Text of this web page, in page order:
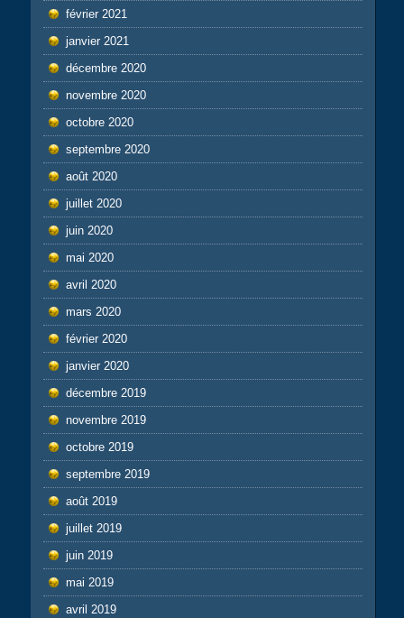
février 2021
janvier 2021
décembre 2020
novembre 2020
octobre 2020
septembre 2020
août 2020
juillet 2020
juin 2020
mai 2020
avril 2020
mars 2020
février 2020
janvier 2020
décembre 2019
novembre 2019
octobre 2019
septembre 2019
août 2019
juillet 2019
juin 2019
mai 2019
avril 2019